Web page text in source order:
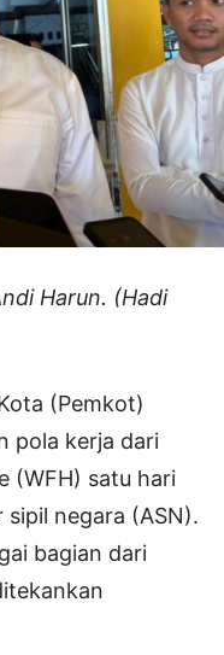
Harun. (Hadi
(Pemkot)
pola kerja dari
(WFH) satu hari
negara (ASN).
bagian dari